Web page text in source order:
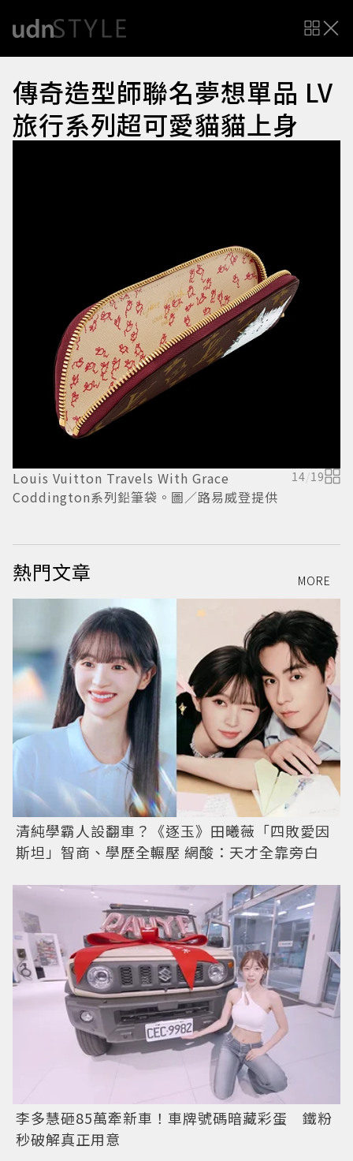
傳奇造型師聯名夢想單品 LV
旅行系列超可愛貓貓上身
Louis Vuitton Travels With Grace
Coddington系列鉛筆袋。圖／路易威登提供
14/19
熱門文章 MORE
清純學霸人設翻車？《逐玉》田曦薇「四敗愛因
斯坦」智商、學歷全輾壓 網酸：天才全靠旁白
李多慧砸85萬牽新車！車牌號碼暗藏彩蛋 鐵粉
秒破解真正用意